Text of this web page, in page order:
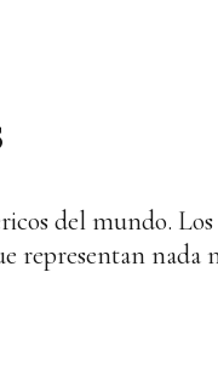
del mundo. Los
representan nada